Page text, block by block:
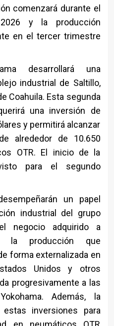
comenzará durante el
y la producción
en el tercer trimestre
desarrollará una
industrial de Saltillo,
Coahuila. Esta segunda
una inversión de
y permitirá alcanzar
alrededor de 10.650
OTR. El inicio de la
para el segundo
un papel
industrial del grupo
negocio adquirido a
la producción que
forma externalizada en
Unidos y otros
progresivamente a las
Además, la
estas inversiones para